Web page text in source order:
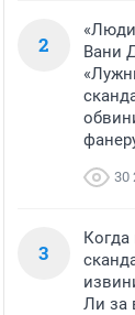
2
«Люди
Вани
30
3
Когда
Ли за